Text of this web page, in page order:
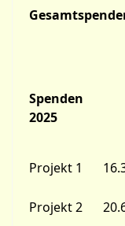
Spenden
2025
Projekt 1
Projekt 2